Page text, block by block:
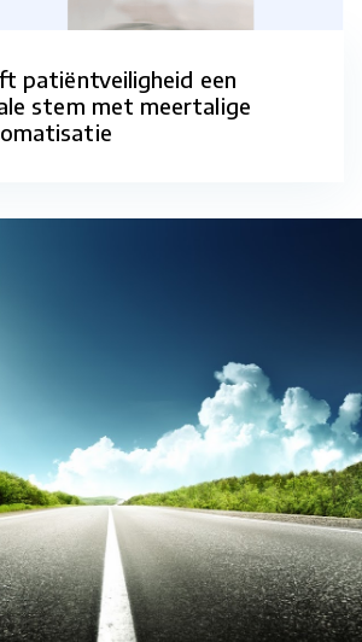
patiëntveiligheid een
stem met meertalige